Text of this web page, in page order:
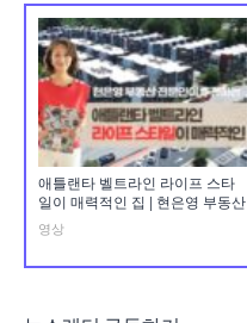
애틀랜타 벨트라인 라이프 스타
일이 매력적인 집 | 현은영 부동산
영상